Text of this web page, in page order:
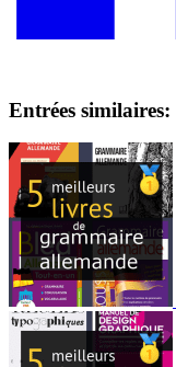
Entrées similaires: